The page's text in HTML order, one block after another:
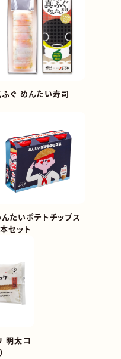
ぐ めんたい寿司
たいポテトチップス
セット
明太コ